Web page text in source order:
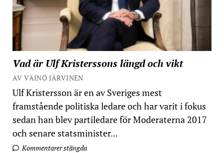
Vad är Ulf Kristerssons längd och vikt
AV VÄINÖ JÄRVINEN
Ulf Kristersson är en av Sveriges mest
framstående politiska ledare och har varit i fokus
sedan han blev partiledare för Moderaterna 2017
och senare statsminister...
Kommentarer stängda